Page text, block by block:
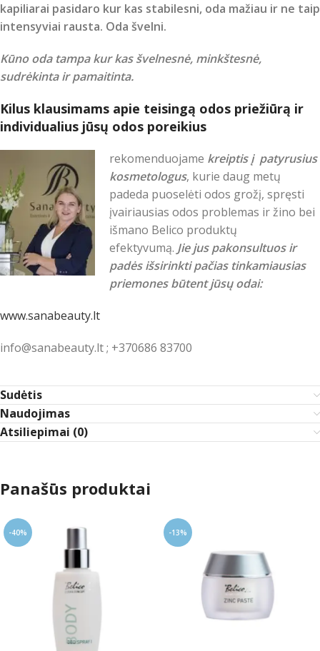
kapiliarai pasidaro kur kas stabilesni, oda mažiau ir ne taip
intensyviai rausta. Oda švelni.
Kūno oda tampa kur kas švelnesnė, minkštesnė,
sudrėkinta ir pamaitinta.
Kilus klausimams apie teisingą odos priežiūrą ir
individualius jūsų odos poreikius
rekomenduojame kreiptis į patyrusius
kosmetologus, kurie daug metų
padeda puoselėti odos grožį, spręsti
įvairiausias odos problemas ir žino bei
išmano Belico produktų
efektyvumą. Jie jus pakonsultuos ir
padės išsirinkti pačias tinkamiausias
priemones būtent jūsų odai:
www.sanabeauty.lt
info@sanabeauty.lt ; +370686 83700
Sudėtis
Naudojimas
Atsiliepimai (0)
Panašūs produktai
-40% -13%